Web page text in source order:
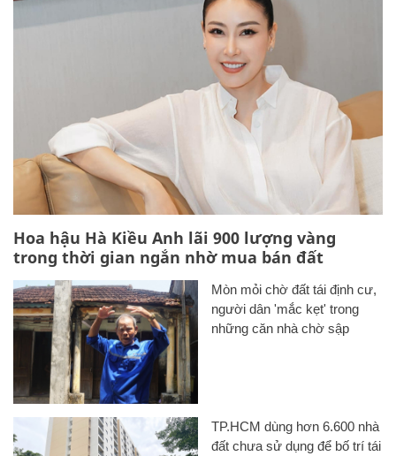
Hoa hậu Hà Kiều Anh lãi 900 lượng vàng
trong thời gian ngắn nhờ mua bán đất
Mòn mỏi chờ đất tái định cư,
người dân 'mắc kẹt' trong
những căn nhà chờ sập
TP.HCM dùng hơn 6.600 nhà
đất chưa sử dụng để bố trí tái